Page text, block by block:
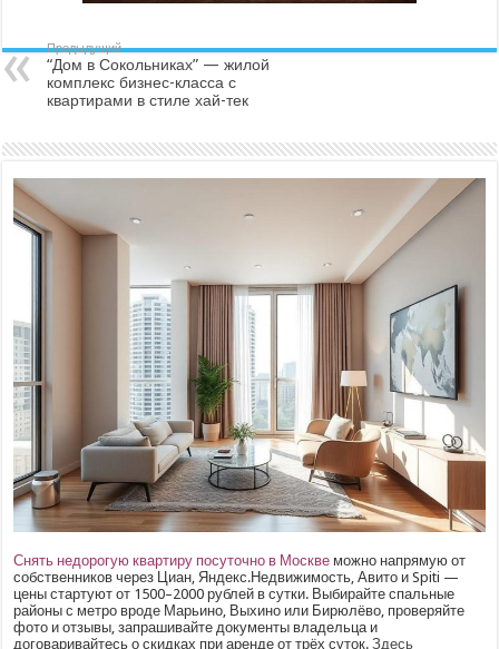
Предыдущий
“Дом в Сокольниках” — жилой
комплекс бизнес-класса с
квартирами в стиле хай-тек
Снять недорогую квартиру посуточно в Москве можно напрямую от
собственников через Циан, Яндекс.Недвижимость, Авито и Spiti —
цены стартуют от 1500–2000 рублей в сутки. Выбирайте спальные
районы с метро вроде Марьино, Выхино или Бирюлёво, проверяйте
фото и отзывы, запрашивайте документы владельца и
договаривайтесь о скидках при аренде от трёх суток.Здесь